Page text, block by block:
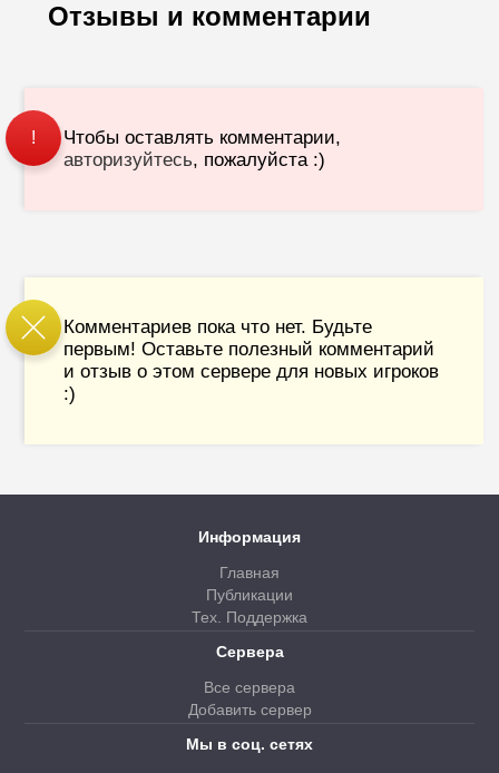
Отзывы и комментарии
!
Чтобы оставлять комментарии,
авторизуйтесь, пожалуйста :)
Комментариев пока что нет. Будьте
первым! Оставьте полезный комментарий
и отзыв о этом сервере для новых игроков
:)
Информация
Главная
Публикации
Тех. Поддержка
Сервера
Все сервера
Добавить сервер
Мы в соц. сетях